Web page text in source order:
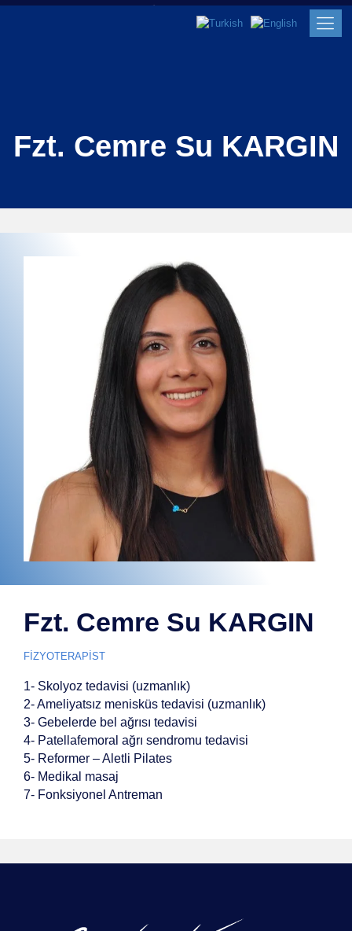
Fzt. Cemre Su KARGIN
Fzt. Cemre Su KARGIN
FİZYOTERAPİST
1- Skolyoz tedavisi (uzmanlık)
2- Ameliyatsız menisküs tedavisi (uzmanlık)
3- Gebelerde bel ağrısı tedavisi
4- Patellafemoral ağrı sendromu tedavisi
5- Reformer – Aletli Pilates
6- Medikal masaj
7- Fonksiyonel Antreman